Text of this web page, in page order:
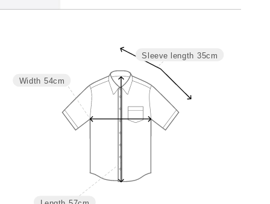
着丈 裄丈
57
114 59 35.6
Sleeve length 35cm
Width 54cm